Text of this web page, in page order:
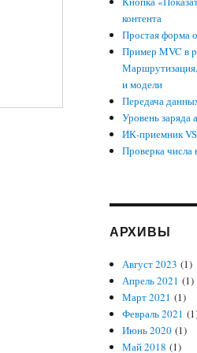
контента
Простая форма
Пример MVC в
и модели
Передача
Уровень заряда
ИК-приемник
Проверка числа
АРХИВЫ
Август 2023 (1)
Апрель 2021 (1)
Март 2021 (1)
Февраль 2021
Июнь 2020 (1)
Май 2018 (1)